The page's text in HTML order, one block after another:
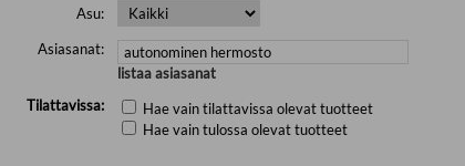
Asu:
Asiasanat:
listaa asiasanat
Tilattavissa:
Hae vain tilattavissa olevat tuotteet
Hae vain tulossa olevat tuotteet